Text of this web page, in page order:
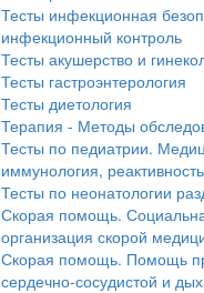
Тесты инфекционная
инфекционный контроль
Тесты акушерство и
Тесты гастроэнтерология
Тесты диетология
Терапия - Методы
Тесты по педиатрии.
иммунология,
Тесты по неонатологии
Скорая помощь.
организация скорой
Скорая помощь. Помощь
сердечно-сосудистой и